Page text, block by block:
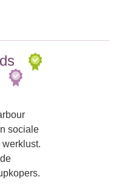
sociale